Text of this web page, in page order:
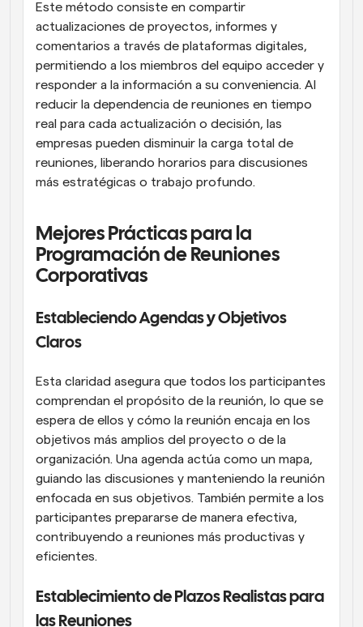
Este método consiste en compartir
actualizaciones de proyectos, informes y
comentarios a través de plataformas digitales,
permitiendo a los miembros del equipo acceder y
responder a la información a su conveniencia. Al
reducir la dependencia de reuniones en tiempo
real para cada actualización o decisión, las
empresas pueden disminuir la carga total de
reuniones, liberando horarios para discusiones
más estratégicas o trabajo profundo.
Mejores Prácticas para la
Programación de Reuniones
Corporativas
Estableciendo Agendas y Objetivos
Claros
Esta claridad asegura que todos los participantes
comprendan el propósito de la reunión, lo que se
espera de ellos y cómo la reunión encaja en los
objetivos más amplios del proyecto o de la
organización. Una agenda actúa como un mapa,
guiando las discusiones y manteniendo la reunión
enfocada en sus objetivos. También permite a los
participantes prepararse de manera efectiva,
contribuyendo a reuniones más productivas y
eficientes.
Establecimiento de Plazos Realistas para
las Reuniones